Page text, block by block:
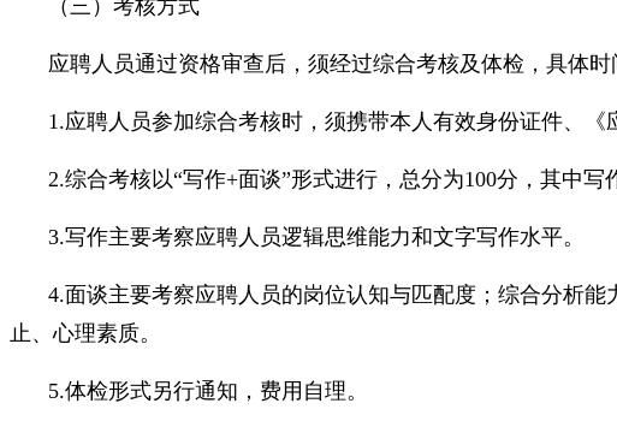
（三）考核方式
应聘人员通过资格审查后，须经过综合考核及体检，具体时
1.应聘人员参加综合考核时，须携带本人有效身份证件、《
2.综合考核以“写作+面谈”形式进行，总分为100分，其中写
3.写作主要考察应聘人员逻辑思维能力和文字写作水平。
4.面谈主要考察应聘人员的岗位认知与匹配度；综合分析
止、心理素质。
5.体检形式另行通知，费用自理。